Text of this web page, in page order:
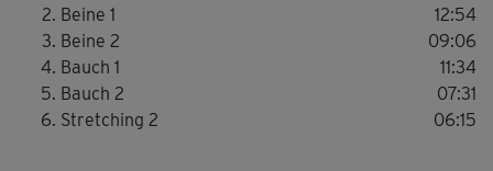
Beine 1
12:54
Beine 2
09:06
Bauch 1
11:34
Bauch 2
07:31
Stretching 2
06:15